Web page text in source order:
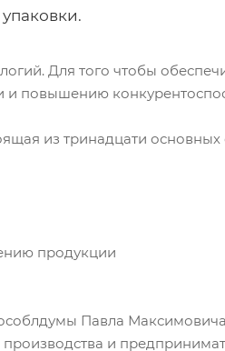
Для того чтобы
и повышению
из тринадцати
продукции
Павла
и